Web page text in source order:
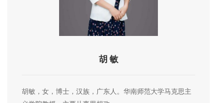
胡 敏
胡敏，女，博士，汉族，广东人。华南师范大学马克思主